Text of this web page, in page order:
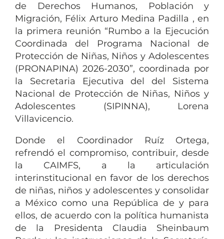
de Derechos Humanos, Población y
Migración, Félix Arturo Medina Padilla , en
la primera reunión “Rumbo a la Ejecución
Coordinada del Programa Nacional de
Protección de Niñas, Niños y Adolescentes
(PRONAPINA) 2026-2030”, coordinada por
la Secretaria Ejecutiva del del Sistema
Nacional de Protección de Niñas, Niños y
Adolescentes (SIPINNA), Lorena
Villavicencio.
Donde el Coordinador Ruíz Ortega,
refrendó el compromiso, contribuir, desde
la CAIMFS, a la articulación
interinstitucional en favor de los derechos
de niñas, niños y adolescentes y consolidar
a México como una República de y para
ellos, de acuerdo con la política humanista
de la Presidenta Claudia Sheinbaum